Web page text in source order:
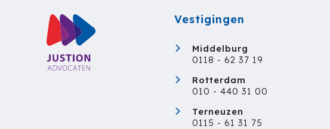
Vestigingen
Middelburg
0118 - 62 37 19
Rotterdam
010 - 440 31 00
Terneuzen
0115 - 61 31 75